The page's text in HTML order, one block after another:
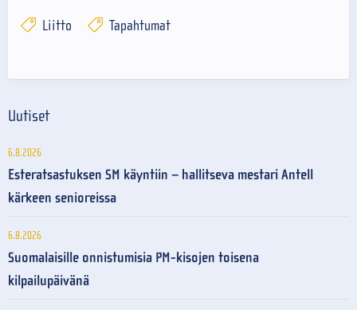
Liitto Tapahtumat
Uutiset
6.8.2026
Esteratsastuksen SM käyntiin – hallitseva mestari Antell
kärkeen senioreissa
6.8.2026
Suomalaisille onnistumisia PM-kisojen toisena
kilpailupäivänä